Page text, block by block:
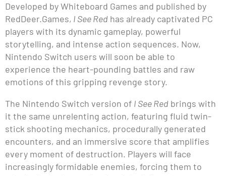
Developed by Whiteboard Games and published by
RedDeer.Games, I See Red has already captivated PC
players with its dynamic gameplay, powerful
storytelling, and intense action sequences. Now,
Nintendo Switch users will soon be able to
experience the heart-pounding battles and raw
emotions of this gripping revenge story.
The Nintendo Switch version of I See Red brings with
it the same unrelenting action, featuring fluid twin-
stick shooting mechanics, procedurally generated
encounters, and an immersive score that amplifies
every moment of destruction. Players will face
increasingly formidable enemies, forcing them to